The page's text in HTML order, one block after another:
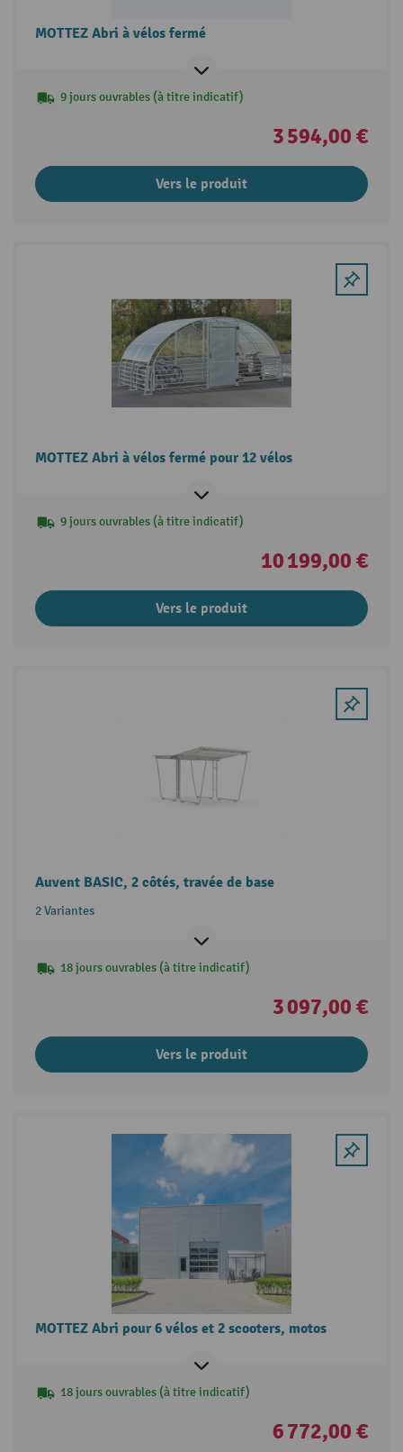
MOTTEZ Abri à vélos fermé
9 jours ouvrables (à titre indicatif)
3 594,00 €
Vers le produit
MOTTEZ Abri à vélos fermé pour 12 vélos
9 jours ouvrables (à titre indicatif)
10 199,00 €
Vers le produit
Auvent BASIC, 2 côtés, travée de base
2 Variantes
18 jours ouvrables (à titre indicatif)
3 097,00 €
Vers le produit
MOTTEZ Abri pour 6 vélos et 2 scooters, motos
18 jours ouvrables (à titre indicatif)
6 772,00 €